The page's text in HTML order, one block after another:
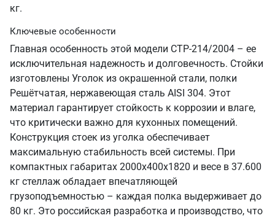
кг.
Ключевые особенности
Главная особенность этой модели СТР-214/2004 – ее
исключительная надежность и долговечность. Стойки
изготовлены Уголок из окрашенной стали, полки
Решётчатая, нержавеющая сталь AISI 304. Этот
материал гарантирует стойкость к коррозии и влаге,
что критически важно для кухонных помещений.
Конструкция стоек из уголка обеспечивает
максимальную стабильность всей системы. При
компактных габаритах 2000х400х1820 и весе в 37.600
кг стеллаж обладает впечатляющей
грузоподъемностью – каждая полка выдерживает до
80 кг. Это российская разработка и производство, что